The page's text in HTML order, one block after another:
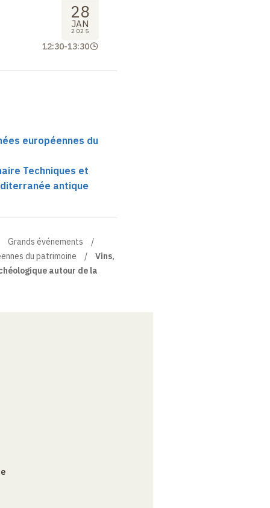
28
JAN
2025
12:30-13:30
européennes du
Techniques et
antique
Grands événements
du patrimoine
Vins,
autour de la